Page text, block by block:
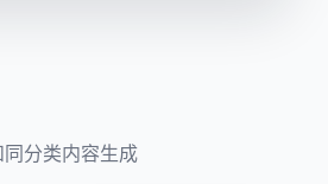
分类内容生成